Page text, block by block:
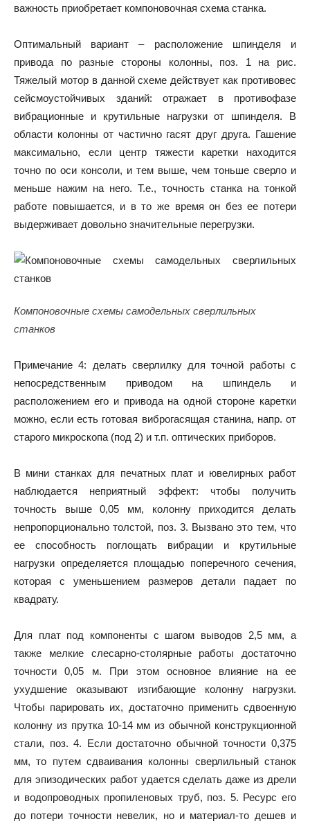
важность приобретает компоновочная схема станка.
Оптимальный вариант – расположение шпинделя и
привода по разные стороны колонны, поз. 1 на рис.
Тяжелый мотор в данной схеме действует как противовес
сейсмоустойчивых зданий: отражает в противофазе
вибрационные и крутильные нагрузки от шпинделя. В
области колонны от частично гасят друг друга. Гашение
максимально, если центр тяжести каретки находится
точно по оси консоли, и тем выше, чем тоньше сверло и
меньше нажим на него. Т.е., точность станка на тонкой
работе повышается, и в то же время он без ее потери
выдерживает довольно значительные перегрузки.
Компоновочные схемы самодельных сверлильных
станков
Примечание 4: делать сверлилку для точной работы с
непосредственным приводом на шпиндель и
расположением его и привода на одной стороне каретки
можно, если есть готовая виброгасящая станина, напр. от
старого микроскопа (под 2) и т.п. оптических приборов.
В мини станках для печатных плат и ювелирных работ
наблюдается неприятный эффект: чтобы получить
точность выше 0,05 мм, колонну приходится делать
непропорционально толстой, поз. 3. Вызвано это тем, что
ее способность поглощать вибрации и крутильные
нагрузки определяется площадью поперечного сечения,
которая с уменьшением размеров детали падает по
квадрату.
Для плат под компоненты с шагом выводов 2,5 мм, а
также мелкие слесарно-столярные работы достаточно
точности 0,05 м. При этом основное влияние на ее
ухудшение оказывают изгибающие колонну нагрузки.
Чтобы парировать их, достаточно применить сдвоенную
колонну из прутка 10-14 мм из обычной конструкционной
стали, поз. 4. Если достаточно обычной точности 0,375
мм, то путем сдваивания колонны сверлильный станок
для эпизодических работ удается сделать даже из дрели
и водопроводных пропиленовых труб, поз. 5. Ресурс его
до потери точности невелик, но и материал-то дешев и